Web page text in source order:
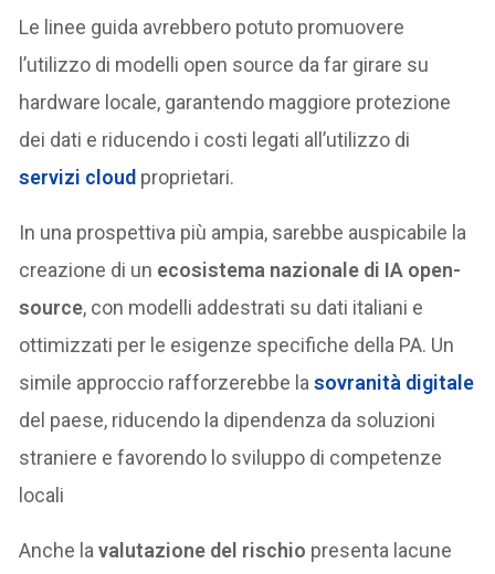
Le linee guida avrebbero potuto promuovere
l’utilizzo di modelli open source da far girare su
hardware locale, garantendo maggiore protezione
dei dati e riducendo i costi legati all’utilizzo di
servizi cloud proprietari.
In una prospettiva più ampia, sarebbe auspicabile la
creazione di un ecosistema nazionale di IA open-
source, con modelli addestrati su dati italiani e
ottimizzati per le esigenze specifiche della PA. Un
simile approccio rafforzerebbe lasovranità digitale
del paese, riducendo la dipendenza da soluzioni
straniere e favorendo lo sviluppo di competenze
locali
Anche lavalutazione del rischio presenta lacune